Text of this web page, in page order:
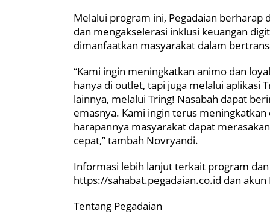
Melalui program ini, Pegadaian
dan mengakselerasi inklusi keuangan
dimanfaatkan masyarakat dalam
“Kami ingin meningkatkan animo dan
hanya di outlet, tapi juga melalui aplikasi
lainnya, melalui Tring! Nasabah dapat
emasnya. Kami ingin terus
harapannya masyarakat dapat
cepat,” tambah Novryandi.
Informasi lebih lanjut terkait program
https://sahabat.pegadaian.co.id dan
Tentang Pegadaian